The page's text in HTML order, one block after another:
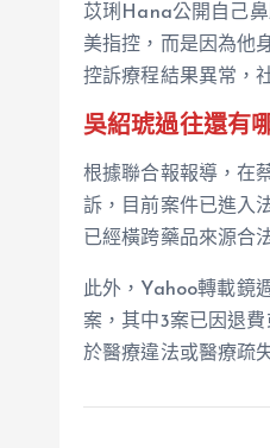
苡琍Hana公開自己
美指控，而是因為他
控訴療程結果異常，
吳紹琥過往還有
根據聯合報報導，在
訴，目前案件已進入
已經橫跨藥品來源合
此外，Yahoo轉載鏡
案，其中3案已因退
於醫療違法或醫療疏